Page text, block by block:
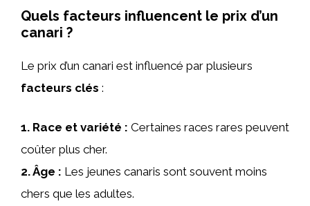
Quels facteurs influencent le prix d’un
canari ?
Le prix d’un canari est influencé par plusieurs
facteurs clés :
1. Race et variété : Certaines races rares peuvent
coûter plus cher.
2.Âge : Les jeunes canaris sont souvent moins
chers que les adultes.